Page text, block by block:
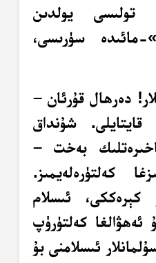
تولىسى يولدىن
مائىدە سۈرىسى،
دەرھال قۇرئان –
قايتايلى. شۇنداق
بەخت –
كەلتۈرەلەيمىز.
كېرەككى، ئىسلام
ئەھۋالغا كەلتۈرۈپ
ئىسلامنى بۇ